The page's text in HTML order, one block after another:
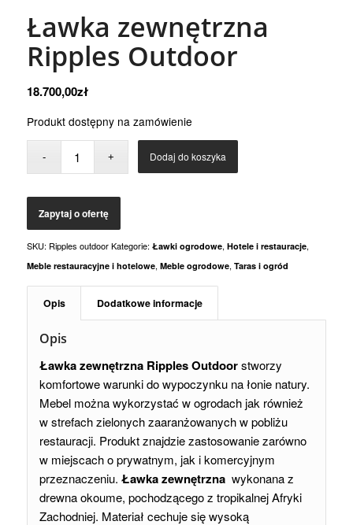
Ławka zewnętrzna
Ripples Outdoor
18.700,00zł
Produkt dostępny na zamówienie
Dodaj do koszyka
SKU: Ripples outdoor Kategorie: Ławki ogrodowe, Hotele i restauracje,
Meble restauracyjne i hotelowe, Meble ogrodowe, Taras i ogród
Opis Dodatkowe informacje
Opis
Ławka zewnętrzna Ripples Outdoorstworzy
komfortowe warunki do wypoczynku na łonie natury.
Mebel można wykorzystać w ogrodach jak również
w strefach zielonych zaaranżowanych w pobliżu
restauracji. Produkt znajdzie zastosowanie zarówno
w miejscach o prywatnym, jak i komercyjnym
przeznaczeniu. Ławka zewnętrznawykonana z
drewna okoume, pochodzącego z tropikalnej Afryki
Zachodniej. Materiał cechuje się wysoką